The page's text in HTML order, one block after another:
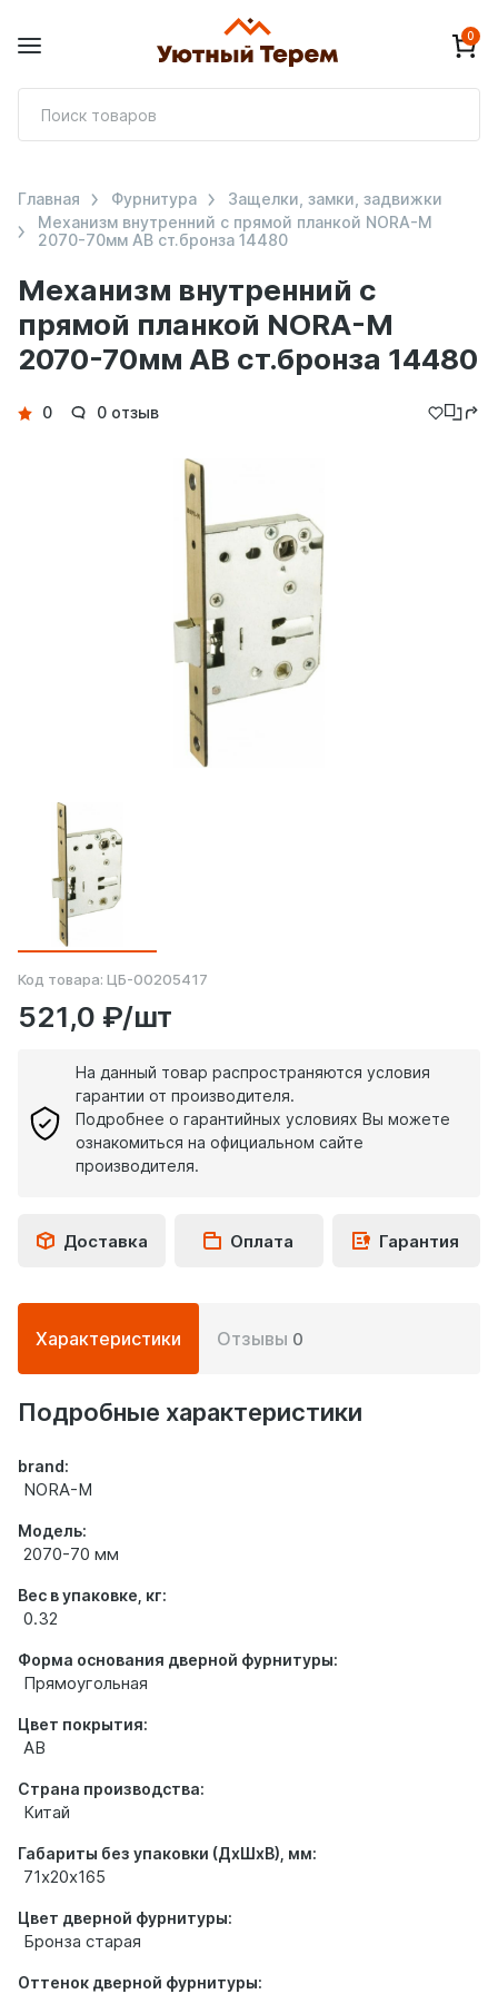
0
Механизм внутренний с
прямой планкой NORA-M
2070-70мм AB ст.бронза 14480
Главная Фурнитура
Защелки, замки, задвижки
Механизм внутренний с прямой планкой NORA-M
2070-70мм AB ст.бронза 14480
Детали
0 0 отзыв
Код товара: ЦБ-00205417
521,0 ₽/шт
На данный товар распространяются условия
гарантии от производителя.
Подробнее о гарантийных условиях Вы можете
ознакомиться на официальном сайте
производителя.
Доставка Оплата Гарантия
Подробная
информация
о
товаре
Характеристики Отзывы 0
Подробные характеристики
brand:
NORA-M
Модель:
2070-70 мм
Вес в упаковке, кг:
0.32
Форма основания дверной фурнитуры:
Прямоугольная
Цвет покрытия:
AB
Страна производства:
Китай
Габариты без упаковки (ДхШхВ), мм:
71х20х165
Цвет дверной фурнитуры:
Бронза старая
Оттенок дверной фурнитуры: